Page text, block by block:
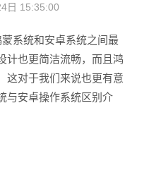
日 15:35:00
系统和安卓系统之间最
计也更简洁流畅，而且鸿
这对于我们来说也更有意
与安卓操作系统区别介